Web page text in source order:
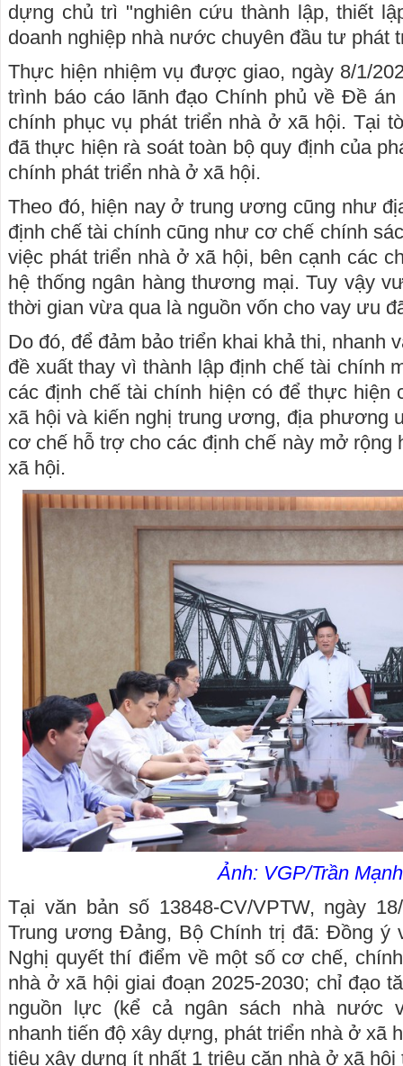
dựng chủ trì "nghiên cứu thành lập, thiết
doanh nghiệp nhà nước chuyên đầu tư phát
Thực hiện nhiệm vụ được giao, ngày 8/1/
trình báo cáo lãnh đạo Chính phủ về Đề
chính phục vụ phát triển nhà ở xã hội. Tại
đã thực hiện rà soát toàn bộ quy định của
chính phát triển nhà ở xã hội.
Theo đó, hiện nay ở trung ương cũng như
định chế tài chính cũng như cơ chế chính
việc phát triển nhà ở xã hội, bên cạnh các
hệ thống ngân hàng thương mại. Tuy vậy
thời gian vừa qua là nguồn vốn cho vay ưu
Do đó, để đảm bảo triển khai khả thi, nhanh
đề xuất thay vì thành lập định chế tài chính
các định chế tài chính hiện có để thực hiện
xã hội và kiến nghị trung ương, địa phương
cơ chế hỗ trợ cho các định chế này mở rộng
xã hội.
Ảnh: VGP/Trần Mạnh
Tại văn bản số 13848-CV/VPTW, ngày
Trung ương Đảng, Bộ Chính trị đã: Đồng ý
Nghị quyết thí điểm về một số cơ chế,
nhà ở xã hội giai đoạn 2025-2030; chỉ đạo
nguồn lực (kể cả ngân sách nhà nước
nhanh tiến độ xây dựng, phát triển nhà ở xã
tiêu xây dựng ít nhất 1 triệu căn nhà ở xã